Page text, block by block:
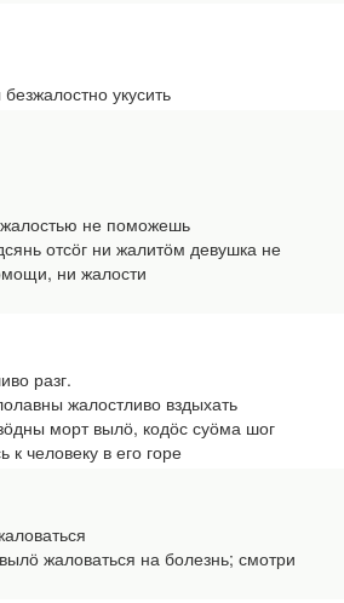
укусить
не поможешь
отсӧг ни жалитӧм девушка не
ни жалости
разг.
жалостливо вздыхать
морт вылӧ, кодӧс суӧма шог
к человеку в его горе
жаловаться на болезнь; смотри